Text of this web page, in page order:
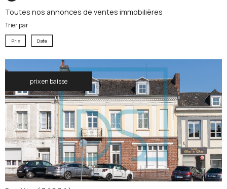
Toutes nos annonces de ventes immobilières
Trier par
Prix Date
prix en baisse
voir le
bien